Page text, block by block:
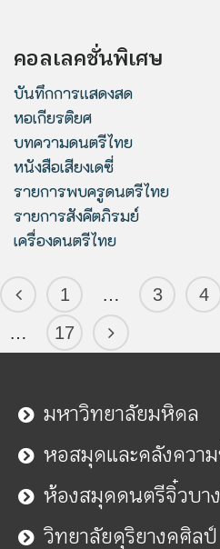
คอลเลคชั่นพิเศษ
บันทึกการแสดงสด
หอเกียรติยศ
บทความดนตรีไทย
หนังสือเสียงเดซี่
รายการพบครูดนตรีไทย
รายการสังคีตภิรมย์
เครื่องดนตรีไทย
1 … 3 4
…
17
มหาวิทยาลัยมหิดล
หอสมุดและคลังควา
ห้องสมุดดนตรีจิ๋วบา
วิทยาลัยดุริยางคศิลป์